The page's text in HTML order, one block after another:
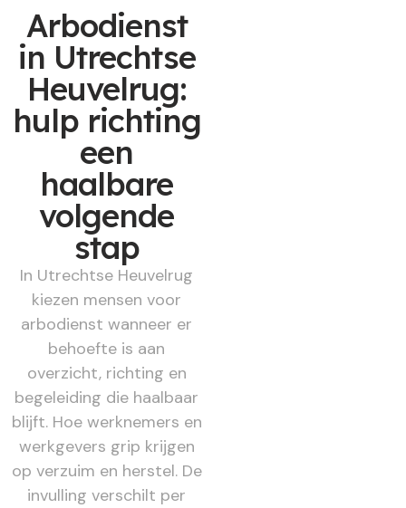
Arbodienst
in Utrechtse
Heuvelrug:
hulp richting
een
haalbare
volgende
stap
In Utrechtse Heuvelrug
kiezen mensen voor
arbodienst wanneer er
behoefte is aan
overzicht, richting en
begeleiding die haalbaar
blijft. Hoe werknemers en
werkgevers grip krijgen
op verzuim en herstel. De
invulling verschilt per